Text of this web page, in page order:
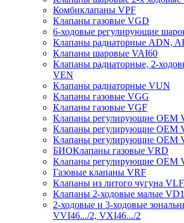
Комбиклапаны VPF
Клапаны газовые VGD
6-ходовые регулирующие
Клапаны радиаторные ADN,
Клапаны шаровые VAI60
Клапаны радиаторные, 2-
VEN
Клапаны радиаторные VUN
Клапаны газовые VGG
Клапаны газовые VGF
Клапаны регулирующие ОЕМ
Клапаны регулирующие ОЕМ
Клапаны регулирующие ОЕМ
БИОКлапаны газовыe VRD
Клапаны регулирующие OEM
Газовые клапаны VRF
Клапаны из литого чугуна VLF
Клапаны 2-ходовые малые
2-ходовые и 3-ходовые
VVI46.../2, VXI46.../2